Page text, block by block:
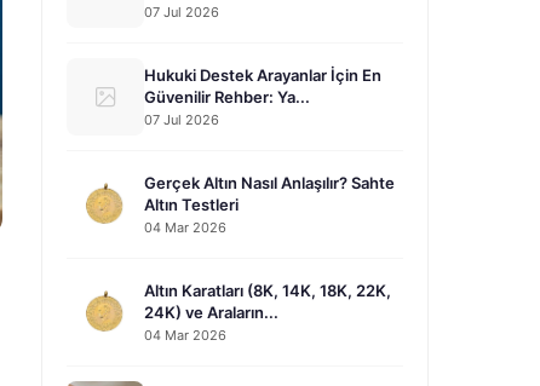
07 Jul 2026
Hukuki Destek Arayanlar İçin En
Güvenilir Rehber: Ya...
07 Jul 2026
Gerçek Altın Nasıl Anlaşılır? Sahte
Altın Testleri
04 Mar 2026
Altın Karatları (8K, 14K, 18K, 22K,
24K) ve Araların...
04 Mar 2026